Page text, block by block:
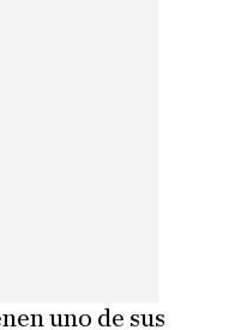
uno de sus